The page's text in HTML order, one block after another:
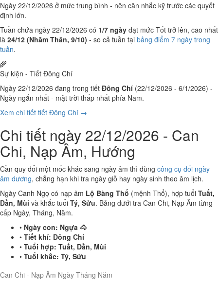
Ngày 22/12/2026 ở mức trung bình - nên cân nhắc kỹ trước các quyết
định lớn.
Tuần chứa ngày 22/12/2026 có 1/7 ngày đạt mức Tốt trở lên, cao nhất
là 24/12 (Nhâm Thân, 9/10) - so cả tuần tại bảng điểm 7 ngày trong
tuần.
🌾
Sự kiện - Tiết Đông Chí
Ngày 22/12/2026 đang trong tiết Đông Chí (22/12/2026 - 6/1/2026) -
Ngày ngắn nhất - mặt trời thấp nhất phía Nam.
Xem chi tiết tiết Đông Chí →
Chi tiết ngày 22/12/2026 - Can
Chi, Nạp Âm, Hướng
Cần quy đổi một mốc khác sang ngày âm thì dùng công cụ đổi ngày
âm dương, chẳng hạn khi tra ngày giỗ hay ngày sinh theo âm lịch.
Ngày Canh Ngọ có nạp âm Lộ Bàng Thổ (mệnh Thổ), hợp tuổi Tuất,
Dần, Mùi và khắc tuổi Tý, Sửu. Bảng dưới tra Can Chi, Nạp Âm từng
cấp Ngày, Tháng, Năm.
• Ngày con: Ngựa 🐴
• Tiết khí: Đông Chí
• Tuổi hợp: Tuất, Dần, Mùi
• Tuổi khắc: Tý, Sửu
Can Chi - Nạp Âm Ngày Tháng Năm